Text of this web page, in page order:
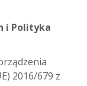
i Polityka
2016/679 z